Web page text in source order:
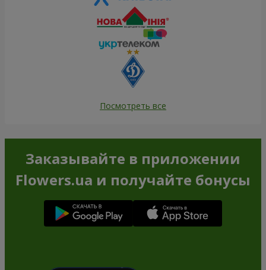
Посмотреть все
Заказывайте в приложении
Flowers.ua и получайте бонусы